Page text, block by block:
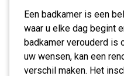
Een badkamer is een
waar u elke dag begint
badkamer verouderd is
uw wensen, kan een
verschil maken. Het